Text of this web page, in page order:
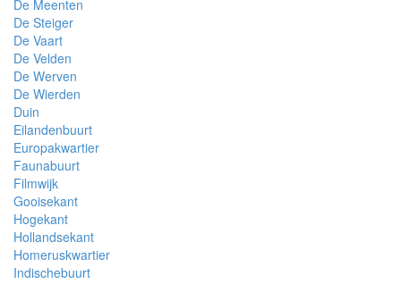
De Meenten
De Steiger
De Vaart
De Velden
De Werven
De Wierden
Duin
Eilandenbuurt
Europakwartier
Faunabuurt
Filmwijk
Gooisekant
Hogekant
Hollandsekant
Homeruskwartier
Indischebuurt